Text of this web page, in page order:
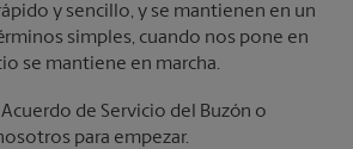
y sencillo, y se mantienen en un
simples, cuando nos pone en
se mantiene en marcha.
de Servicio del Buzón o
para empezar.